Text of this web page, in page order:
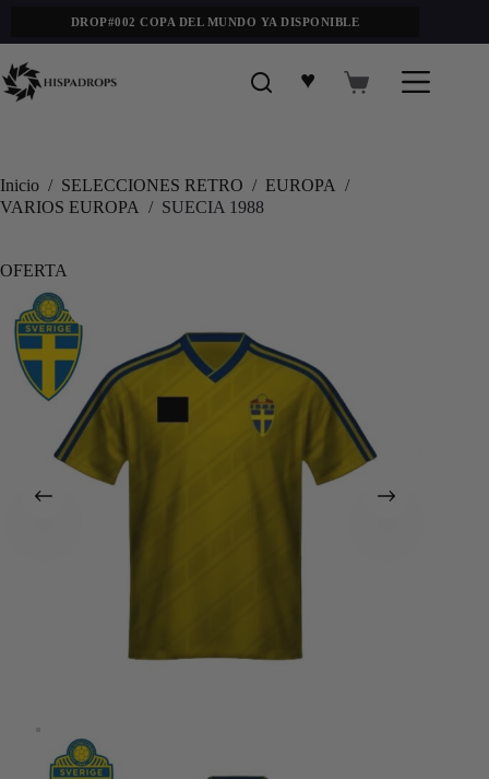
DROP#002 COPA DEL MUNDO YA DISPONIBLE
♥
Inicio / SELECCIONES RETRO / EUROPA /
VARIOS EUROPA / SUECIA 1988
OFERTA